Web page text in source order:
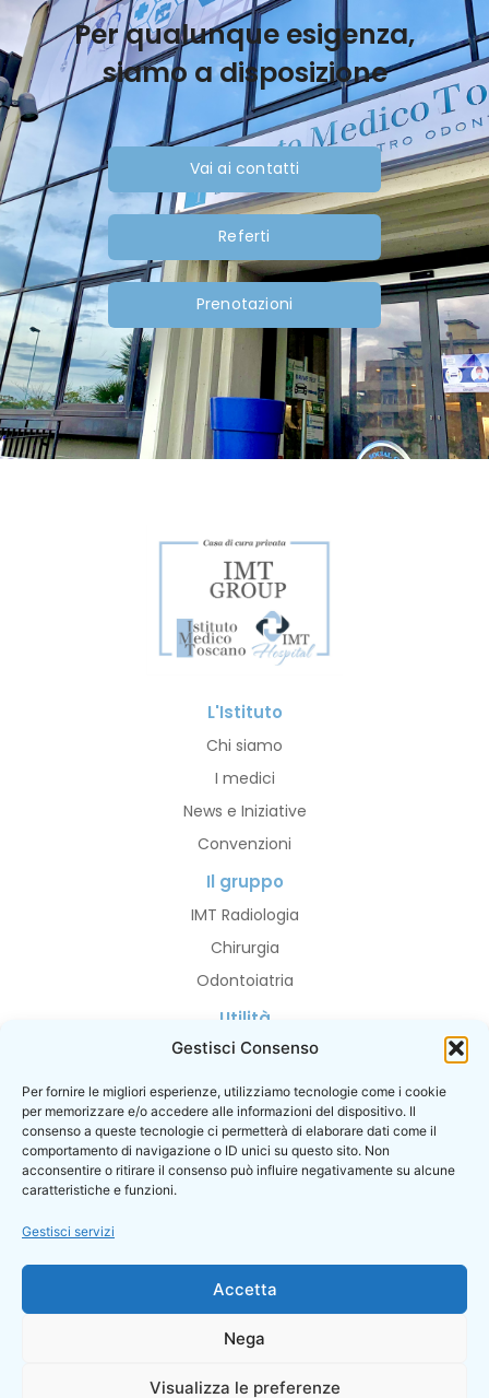
Gestisci Consenso
Per fornire le migliori esperienze, utilizziamo tecnologie come i cookie
per memorizzare e/o accedere alle informazioni del dispositivo. Il
consenso a queste tecnologie ci permetterà di elaborare dati come il
comportamento di navigazione o ID unici su questo sito. Non
acconsentire o ritirare il consenso può influire negativamente su alcune
caratteristiche e funzioni.
Gestisci servizi
Accetta
Nega
Visualizza le preferenze
Per qualunque esigenza,
siamo a disposizione
Vai ai contatti
Referti
Prenotazioni
L'Istituto
Chi siamo
I medici
News e Iniziative
Convenzioni
Il gruppo
IMT Radiologia
Chirurgia
Odontoiatria
Utilità
Privacy Policy
Cookie Policy
I contatti
Prenotazioni
POLIZZA ASSICURATIVA PER RESPONSABILITA’ CIVILE VERSO TERZI
SARA ASSICURAZIONI N. 50 46379ZV Sara Assicurazioni
MASSIMALE: 5.000.000,00 EURO